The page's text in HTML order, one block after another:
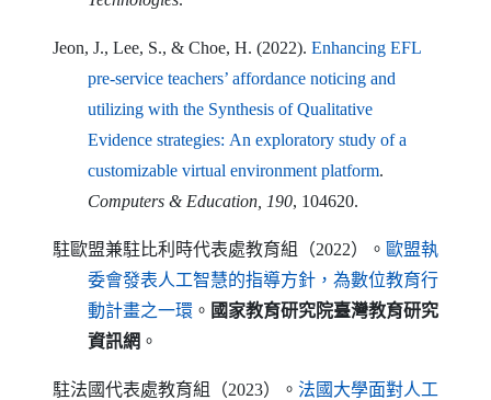
Jeon, J., Lee, S., & Choe, H. (2022). Enhancing EFL
pre-service teachers’ affordance noticing and
utilizing with the Synthesis of Qualitative
Evidence strategies: An exploratory study of a
customizable virtual environment platform（另開新視窗）
.
Computers & Education , 190, 104620.
駐歐盟兼駐比利時代表處教育組（2022）。 歐盟執
委會發表人工智慧的指導方針，為數位教育行
動計畫之一環（另開新視窗）
。 國家教育研究院臺灣教育研究
資訊網 。
駐法國代表處教育組（2023）。 法國大學面對人工